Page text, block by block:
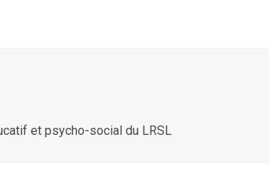
et psycho-social du LRSL